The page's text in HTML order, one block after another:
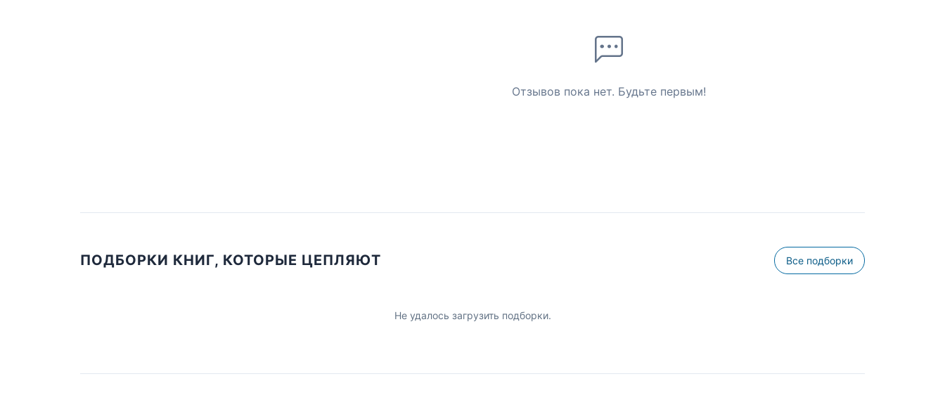
Отзывов пока нет. Будьте первым!
ПОДБОРКИ КНИГ, КОТОРЫЕ ЦЕПЛЯЮТ Все подборки
Не удалось загрузить подборки.